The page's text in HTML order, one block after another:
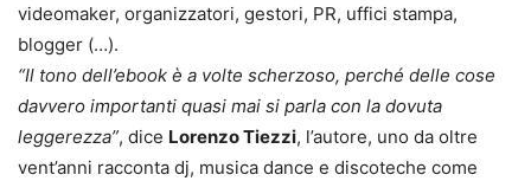
videomaker, organizzatori, gestori, PR, uffici stampa,
blogger (…).
“Il tono dell’ebook è a volte scherzoso, perché delle cose
davvero importanti quasi mai si parla con la dovuta
leggerezza”, dice Lorenzo Tiezzi, l’autore, uno da oltre
vent’anni racconta dj, musica dance e discoteche come